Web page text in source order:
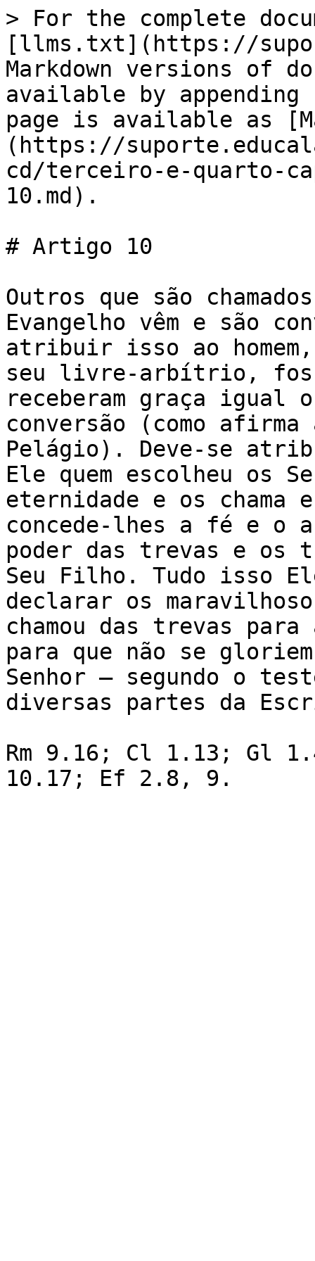
> For the complete
[llms.txt](https://
Markdown versions of
available by
page is available as
(https://
cd/terceiro-e-quarto-
10.md).
# Artigo 10
Outros que são
Evangelho vêm e são
atribuir isso ao
seu livre-arbítrio,
receberam graça
conversão (como
Pelágio). Deve-se
Ele quem escolheu os
eternidade e os chama
concede-lhes a fé e o
poder das trevas e os
Seu Filho. Tudo isso
declarar os
chamou das trevas
para que não se
Senhor — segundo o
diversas partes da
Rm 9.16; Cl 1.13; Gl